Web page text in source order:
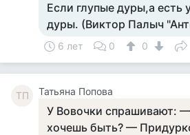
Если глупые дуры,а
дуры. (Виктор Палыч
6 лет 0 0
ТП Татьяна Попова
У Вовочки спрашивают:
хочешь быть? —